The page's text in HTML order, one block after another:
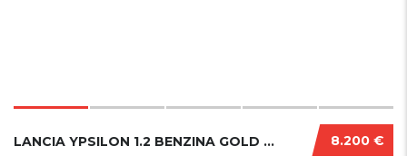
8.200 €
LANCIA YPSILON 1.2 BENZINA GOLD 44000 KM